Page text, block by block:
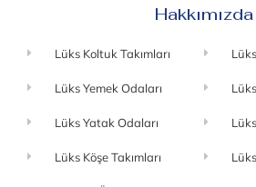
Hakkımızda
Lüks Koltuk Takımları
Lüks Yemek Odaları
Lüks Yatak Odaları
Lüks Köşe Takımları